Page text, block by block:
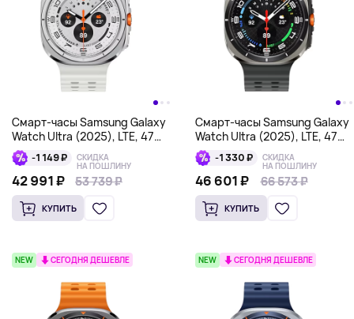
Смарт-часы Samsung Galaxy
Watch Ultra (2025), LTE, 47
мм, белый
-1 149 ₽ СКИДКА
НА ПОШЛИНУ
53 739 ₽
42 991 ₽ 53 739 ₽
КУПИТЬ
Смарт-часы Samsung Galaxy
Watch Ultra (2025), LTE, 47
мм, черный
-1 330 ₽ СКИДКА
НА ПОШЛИНУ
66 573 ₽
46 601 ₽ 66 573 ₽
КУПИТЬ
NEW СЕГОДНЯ ДЕШЕВЛЕ NEW СЕГОДНЯ ДЕШЕВЛЕ